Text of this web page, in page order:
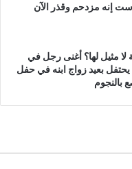
إنه مزدحم وقذر الآن
لا مثيل لها؟ أغنى رجل في
يحتفل بعيد زواج ابنه في حفل
بالنجوم